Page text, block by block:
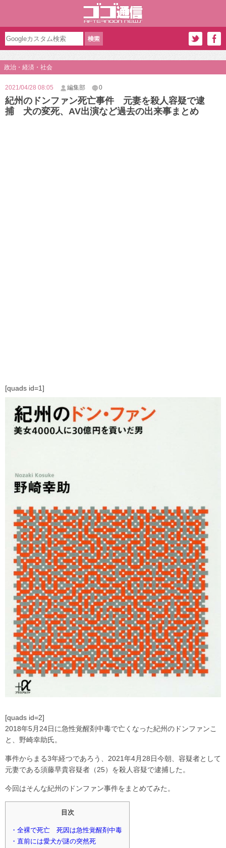
政治・経済・社会
2021/04/28 08:05 編集部 0
紀州のドンファン死亡事件 元妻を殺人容疑で逮
捕 犬の変死、AV出演など過去の出来事まとめ
[quads id=1]
[quads id=2]
2018年5月24日に急性覚醒剤中毒で亡くなった紀州のドンファンこ
と、野崎幸助氏。
事件からまる3年経つであろう、2021年4月28日今朝、容疑者として
元妻である須藤早貴容疑者（25）を殺人容疑で逮捕した。
今回はそんな紀州のドンファン事件をまとめてみた。
目次
・全裸で死亡 死因は急性覚醒剤中毒
・直前には愛犬が謎の突然死